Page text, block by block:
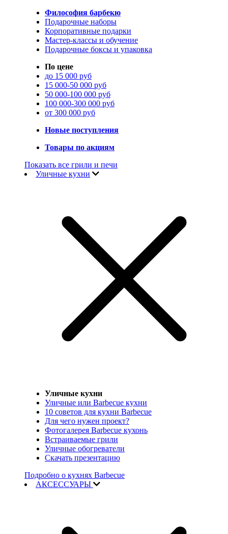
Философия барбекю
Подарочные наборы
Корпоративные подарки
Мастер-классы и обучение
Подарочные боксы и упаковка
По цене
до 15 000 руб
15 000-50 000 руб
50 000-100 000 руб
100 000-300 000 руб
от 300 000 руб
Новые поступления
Товары по акциям
Показать все грили и печи
Уличные кухни
Уличные кухни
Уличные или Barbecue кухни
10 советов для кухни Barbecue
Для чего нужен проект?
Фотогалерея Barbecue кухонь
Встраиваемые грили
Уличные обогреватели
Скачать презентацию
Подробно о кухнях Barbecue
АКСЕССУАРЫ